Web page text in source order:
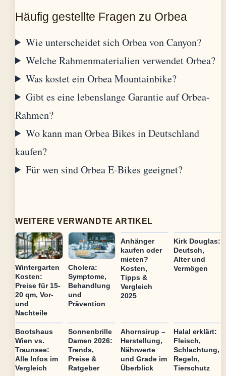
Häufig gestellte Fragen zu Orbea
Wie unterscheidet sich Orbea von Canyon?
Welche Rahmenmaterialien verwendet Orbea?
Was kostet ein Orbea Mountainbike?
Gibt es eine lebenslange Garantie auf Orbea-
Rahmen?
Wo kann man Orbea Bikes in Deutschland
kaufen?
Für wen sind Orbea E-Bikes geeignet?
WEITERE VERWANDTE ARTIKEL
Wintergarten
Kosten:
Preise für 15-
20 qm, Vor-
und
Nachteile
Cholera:
Symptome,
Behandlung
und
Prävention
Anhänger
kaufen oder
mieten?
Kosten,
Tipps &
Vergleich
2025
Kirk Douglas:
Deutsch,
Alter und
Vermögen
Bootshaus
Wien vs.
Traunsee:
Alle Infos im
Vergleich
Sonnenbrille
Damen 2026:
Trends,
Preise &
Ratgeber
Ahornsirup –
Herstellung,
Nährwerte
und Grade im
Überblick
Halal erklärt:
Fleisch,
Schlachtung,
Regeln,
Tierschutz